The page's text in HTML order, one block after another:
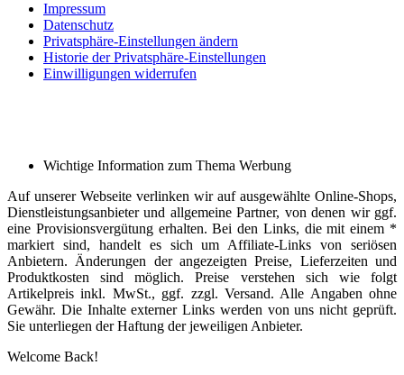
Impressum
Datenschutz
Privatsphäre-Einstellungen ändern
Historie der Privatsphäre-Einstellungen
Einwilligungen widerrufen
Wichtige Information zum Thema Werbung
Auf unserer Webseite verlinken wir auf ausgewählte Online-Shops,
Dienstleistungsanbieter und allgemeine Partner, von denen wir ggf.
eine Provisionsvergütung erhalten. Bei den Links, die mit einem *
markiert sind, handelt es sich um Affiliate-Links von seriösen
Anbietern. Änderungen der angezeigten Preise, Lieferzeiten und
Produktkosten sind möglich. Preise verstehen sich wie folgt
Artikelpreis inkl. MwSt., ggf. zzgl. Versand. Alle Angaben ohne
Gewähr. Die Inhalte externer Links werden von uns nicht geprüft.
Sie unterliegen der Haftung der jeweiligen Anbieter.
Welcome Back!